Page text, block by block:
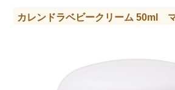
カレンドラベビークリーム 50ml